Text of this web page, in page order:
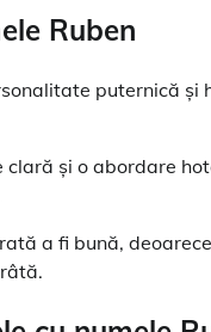
Ruben
puternică și
și o abordare
a fi bună,